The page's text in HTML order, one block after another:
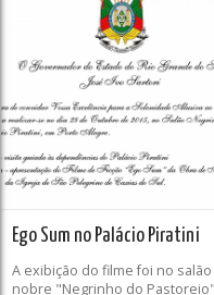
Ego Sum no Palácio Piratini
A exibição do filme foi no salão
nobre "Negrinho do